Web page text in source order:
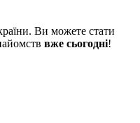
Ви можете стати
вже сьогодні!